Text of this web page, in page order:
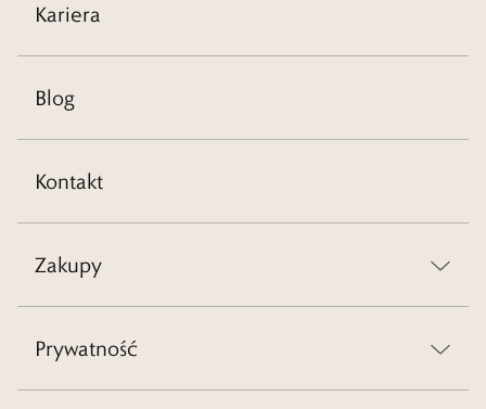
Kariera
Blog
Kontakt
Zakupy
Prywatność